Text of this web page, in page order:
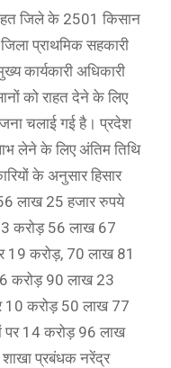
जिले के 2501 किसान
प्राथमिक सहकारी
कार्यकारी अधिकारी
को राहत देने के लिए
चलाई गई है। प्रदेश
लेने के लिए अंतिम तिथि
के अनुसार हिसार
लाख 25 हजार रुपये
करोड़ 56 लाख 67
19 करोड़, 70 लाख 81
करोड़ 90 लाख 23
10 करोड़ 50 लाख 77
पर 14 करोड़ 96 लाख
प्रबंधक नरेंद्र